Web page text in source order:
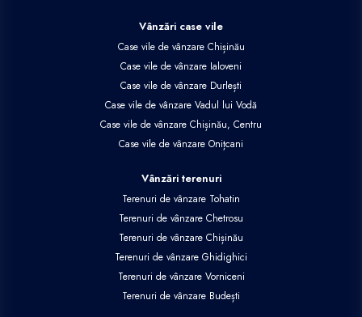
Vânzări case vile
Case vile de vânzare Chișinău
Case vile de vânzare Ialoveni
Case vile de vânzare Durlești
Case vile de vânzare Vadul lui Vodă
Case vile de vânzare Chișinău, Centru
Case vile de vânzare Onițcani
Vânzări terenuri
Terenuri de vânzare Tohatin
Terenuri de vânzare Chetrosu
Terenuri de vânzare Chișinău
Terenuri de vânzare Ghidighici
Terenuri de vânzare Vorniceni
Terenuri de vânzare Budești